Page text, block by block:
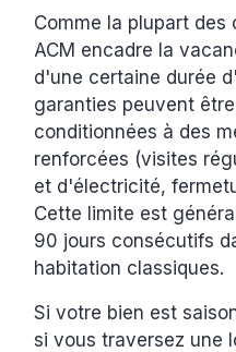
Comme la plupart des
ACM encadre la
d'une certaine durée
garanties peuvent
conditionnées à des
renforcées (visites
et d'électricité,
Cette limite est
90 jours consécutifs
habitation classiques.
Si votre bien est
si vous traversez une